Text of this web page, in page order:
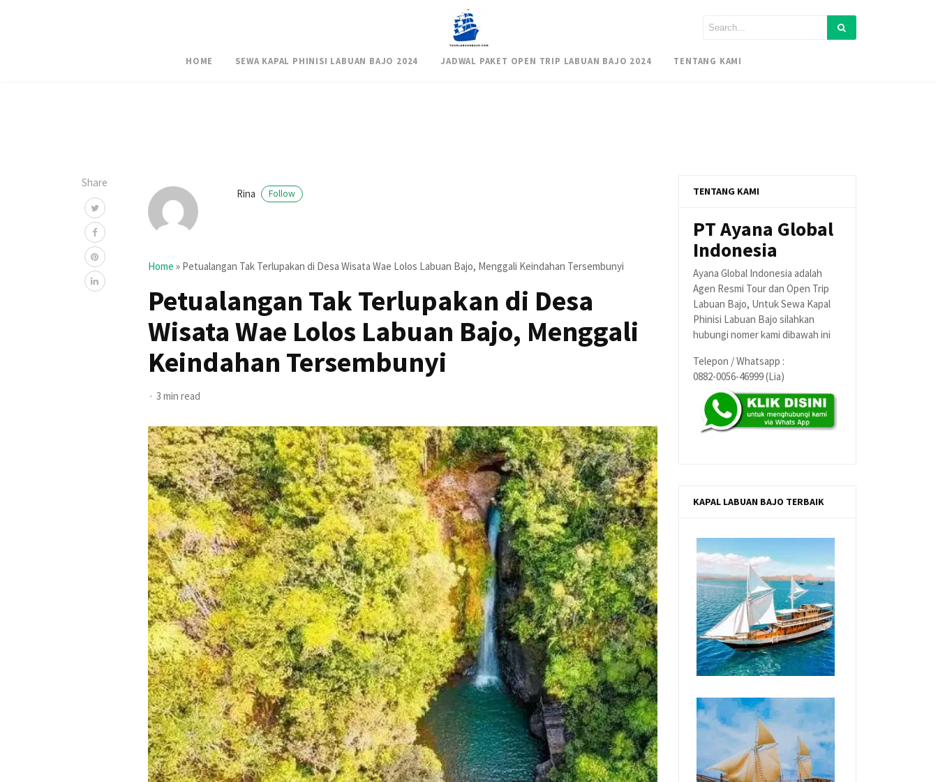
HOME SEWA KAPAL PHINISI LABUAN BAJO 2024 JADWAL PAKET OPEN TRIP LABUAN BAJO 2024 TENTANG KAMI
Share
Rina
Follow
Home » Petualangan Tak Terlupakan di Desa Wisata Wae Lolos Labuan Bajo, Menggali Keindahan Tersembunyi
Petualangan Tak Terlupakan di Desa
Wisata Wae Lolos Labuan Bajo, Menggali
Keindahan Tersembunyi
3 min read
TENTANG KAMI
PT Ayana Global
Indonesia
Ayana Global Indonesia adalah
Agen Resmi Tour dan Open Trip
Labuan Bajo, Untuk Sewa Kapal
Phinisi Labuan Bajo silahkan
hubungi nomer kami dibawah ini
Telepon / Whatsapp :
0882-0056-46999 (Lia)
KAPAL LABUAN BAJO TERBAIK